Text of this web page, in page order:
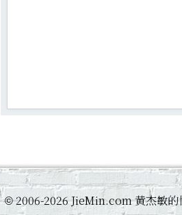
©2006-2026 JieMin.com 黄杰敏